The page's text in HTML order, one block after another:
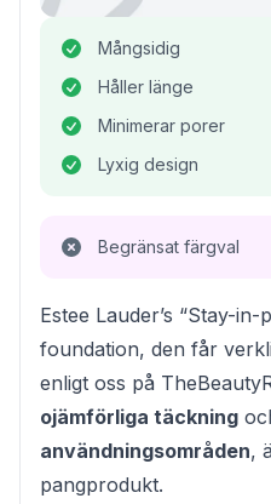
Mångsidig
Håller länge
Minimerar porer
Lyxig design
Begränsat färgval
Estee Lauder’s “Stay-
foundation, den får
enligt oss på
ojämförliga täckning
användningsområden,
pangprodukt.